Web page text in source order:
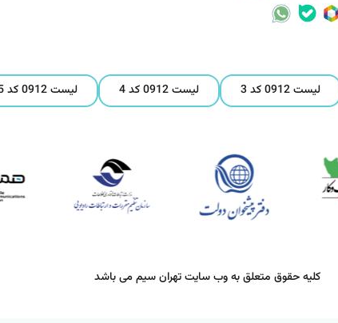
لیست 0912 کد 3 لیست 0912 کد 4 لیست 0912 کد 5
کلیه حقوق متعلق به وب سایت تهران سیم می باشد